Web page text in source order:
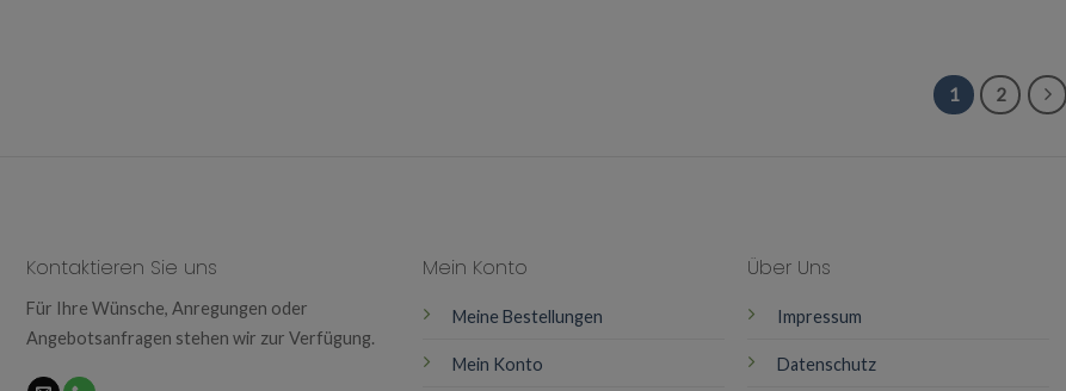
1 2
Kontaktieren Sie uns
Für Ihre Wünsche, Anregungen oder
Angebotsanfragen stehen wir zur Verfügung.
Mein Konto
Meine Bestellungen
Mein Konto
Über Uns
Impressum
Datenschutz